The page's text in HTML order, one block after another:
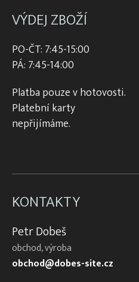
VÝDEJ ZBOŽÍ
PO-ČT: 7:45-15:00
PÁ: 7:45-14:00
Platba pouze v hotovosti.
Platební karty
nepřijímáme.
KONTAKTY
Petr Dobeš
obchod, výroba
obchod@dobes-site.cz